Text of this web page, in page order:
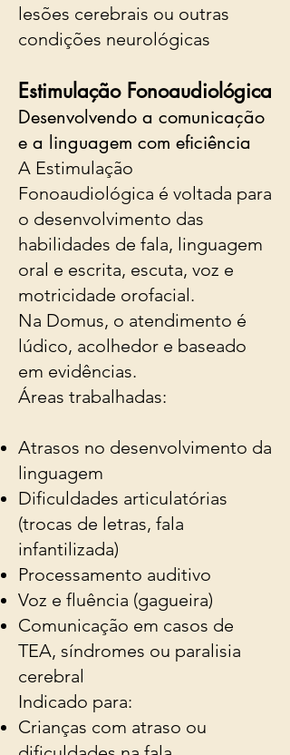
lesões cerebrais ou outras
condições neurológicas
Estimulação Fonoaudiológica
Desenvolvendo a comunicação
e a linguagem com eficiência
A Estimulação
Fonoaudiológica é voltada para
o desenvolvimento das
habilidades de fala, linguagem
oral e escrita, escuta, voz e
motricidade orofacial.
Na Domus, o atendimento é
lúdico, acolhedor e baseado
em evidências.
Áreas trabalhadas:
Atrasos no desenvolvimento da
linguagem
Dificuldades articulatórias
(trocas de letras, fala
infantilizada)
Processamento auditivo
Voz e fluência (gagueira)
Comunicação em casos de
TEA, síndromes ou paralisia
cerebral
Indicado para:
Crianças com atraso ou